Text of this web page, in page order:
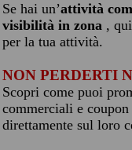
Se hai un’attività
visibilità in zona ,
per la tua attività.
NON PERDERTI
Scopri come puoi
commerciali e
direttamente sul loro